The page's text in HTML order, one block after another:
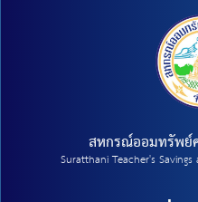
สหกรณ์ออมทรัพย์
Suratthani Teacher's